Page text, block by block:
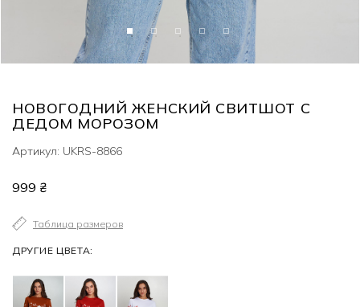
НОВОГОДНИЙ ЖЕНСКИЙ СВИТШОТ С
ДЕДОМ МОРОЗОМ
Артикул: UKRS-8866
999 ₴
Таблица размеров
ДРУГИЕ ЦВЕТА: